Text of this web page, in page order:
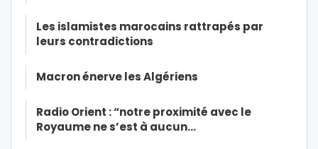
Les islamistes marocains rattrapés par
leurs contradictions
Macron énerve les Algériens
Radio Orient : “notre proximité avec le
Royaume ne s’est à aucun…